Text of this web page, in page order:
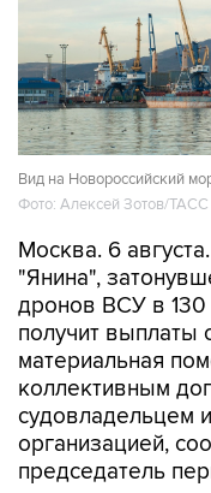
Вид на Новороссийский
Фото: Алексей Зотов/ТАСС
Москва. 6
дронов ВСУ в 130
получит выплаты
материальная
коллективным
судовладельцем
организацией,
председатель
организации
Березинский в